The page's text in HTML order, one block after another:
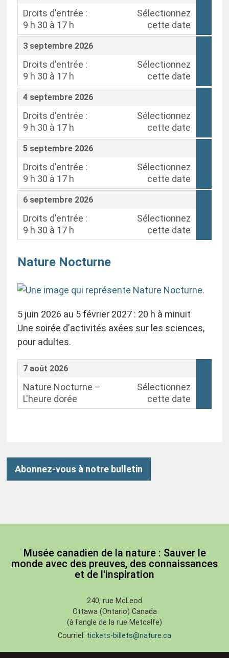
Droits d'entrée :
9 h 30 à 17 h
,
Sélectionnez
cette date
3 septembre 2026
,
Droits d'entrée :
9 h 30 à 17 h
,
Sélectionnez
cette date
4 septembre 2026
,
Droits d'entrée :
9 h 30 à 17 h
,
Sélectionnez
cette date
5 septembre 2026
,
Droits d'entrée :
9 h 30 à 17 h
,
Sélectionnez
cette date
6 septembre 2026
,
Droits d'entrée :
9 h 30 à 17 h
,
Sélectionnez
cette date
Nature Nocturne
5 juin 2026 au 5 février 2027 : 20 h à minuit
Une soirée d'activités axées sur les sciences,
pour adultes.
7 août 2026
,
Nature Nocturne –
L'heure dorée
,
Sélectionnez
cette date
Abonnez-vous à notre bulletin
Musée canadien de la nature : Sauver le
monde avec des preuves, des connaissances
et de l'inspiration
240, rue McLeod
Ottawa (Ontario) Canada
(à l'angle de la rue Metcalfe)
Courriel: tickets-billets@nature.ca